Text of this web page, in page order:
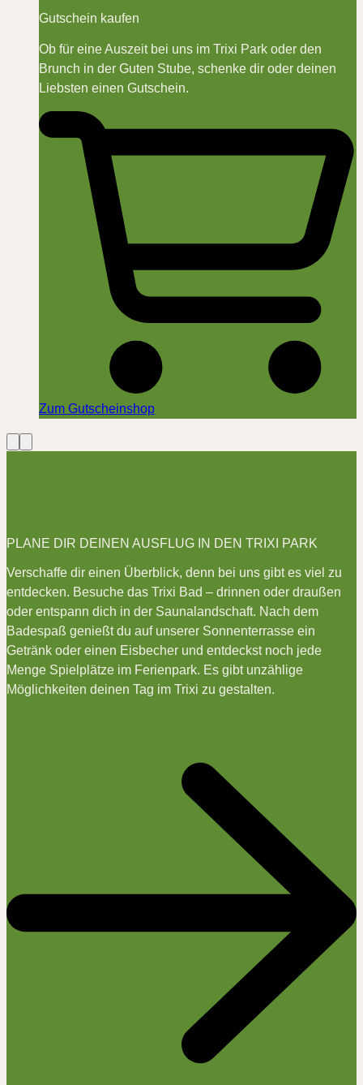
Gutschein kaufen
Ob für eine Auszeit bei uns im Trixi Park oder den
Brunch in der Guten Stube, schenke dir oder deinen
Liebsten einen Gutschein.
Zum Gutscheinshop
SlideSlide
PLANE DIR DEINEN AUSFLUG IN DEN TRIXI PARK
Verschaffe dir einen Überblick, denn bei uns gibt es viel zu
entdecken. Besuche das Trixi Bad – drinnen oder draußen
oder entspann dich in der Saunalandschaft. Nach dem
Badespaß genießt du auf unserer Sonnenterrasse ein
Getränk oder einen Eisbecher und entdeckst noch jede
Menge Spielplätze im Ferienpark. Es gibt unzählige
Möglichkeiten deinen Tag im Trixi zu gestalten.